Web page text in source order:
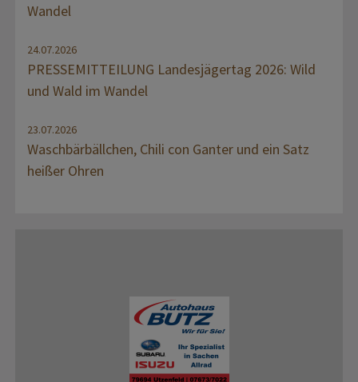
Wandel
24.07.2026
PRESSEMITTEILUNG Landesjägertag 2026: Wild
und Wald im Wandel
23.07.2026
Waschbärbällchen, Chili con Ganter und ein Satz
heißer Ohren